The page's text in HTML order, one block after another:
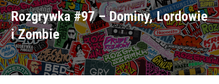
Archiwum
FAQs
Kontakt
Rozgrywka #97 – Dominy, Lordowie
i Zombie